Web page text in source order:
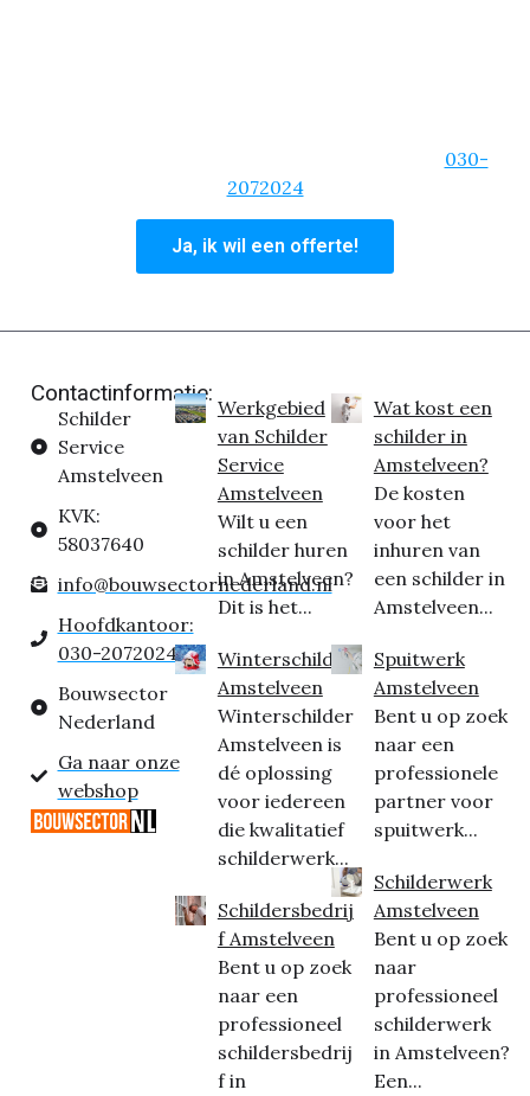
030-
2072024
Ja, ik wil een offerte!
Contactinformatie:
Schilder
Service
Amstelveen
KVK:
58037640
info@bouwsectornederland.nl
Hoofdkantoor:
030-2072024
Bouwsector
Nederland
Ga naar onze
webshop
Werkgebied
van Schilder
Service
Amstelveen
Wilt u een
schilder huren
in Amstelveen?
Dit is het...
Winterschilder
Amstelveen
Winterschilder
Amstelveen is
dé oplossing
voor iedereen
die kwalitatief
schilderwerk...
Schildersbedrij
f Amstelveen
Bent u op zoek
naar een
professioneel
schildersbedrij
f in
Wat kost een
schilder in
Amstelveen?
De kosten
voor het
inhuren van
een schilder in
Amstelveen...
Spuitwerk
Amstelveen
Bent u op zoek
naar een
professionele
partner voor
spuitwerk...
Schilderwerk
Amstelveen
Bent u op zoek
naar
professioneel
schilderwerk
in Amstelveen?
Een...